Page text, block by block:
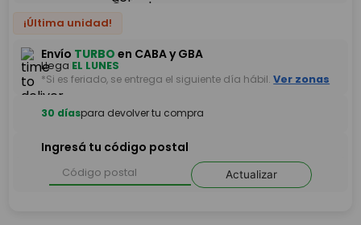
¡Última unidad!
Envío TURBO en CABA y GBA
Llega EL LUNES
*Si es feriado, se entrega el siguiente día hábil. Ver zonas
30 díaspara devolver tu compra
Ingresá tu código postal
Actualizar